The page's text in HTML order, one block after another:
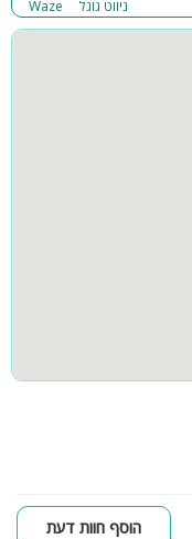
Waze ניווט גוגל
הוסף חוות דעת